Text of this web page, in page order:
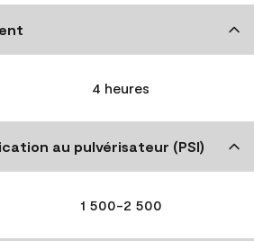
4 heures
au pulvérisateur (PSI)
1 500-2 500